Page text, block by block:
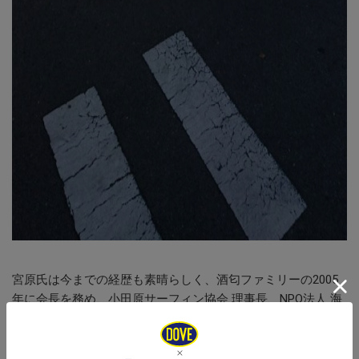
宮原氏は今までの経歴も素晴らしく、酒匂ファミリーの2005
年に会長を務め、小田原サーフィン協会 理事長、NPO法人 海
のネットワーク 理事、日本サーフアカデミー 非常勤講師、そ
の他、多忙な活動をされている若き指導者です。